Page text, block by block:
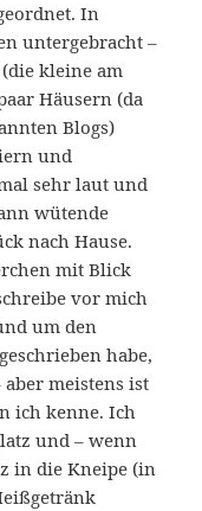
In
untergebracht –
kleine am
Häusern (da
Blogs)
und
sehr laut und
wütende
nach Hause.
mit Blick
vor mich
um den
habe,
meistens ist
ich kenne. Ich
und – wenn
in die Kneipe (in